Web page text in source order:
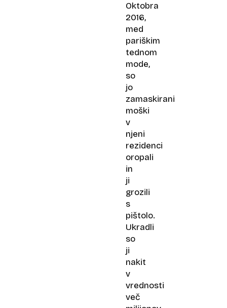
Oktobra
2016,
med
pariškim
tednom
mode,
so
jo
zamaskirani
moški
v
njeni
rezidenci
oropali
in
ji
grozili
s
pištolo.
Ukradli
so
ji
nakit
v
vrednosti
več